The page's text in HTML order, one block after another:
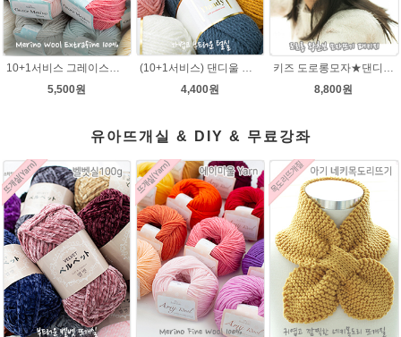
5,500원
4,400원
8,800원
유아뜨개실 & DIY & 무료강좌